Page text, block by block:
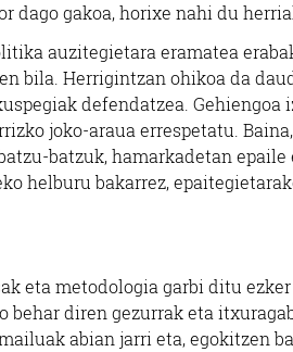
dago gakoa, horixe nahi du
auzitegietara eramatea
bila. Herrigintzan ohikoa da
defendatzea. Gehiengoa
joko-araua errespetatu.
batzuk, hamarkadetan
helburu bakarrez,
eta metodologia garbi ditu
behar diren gezurrak eta
abian jarri eta, egokitzen